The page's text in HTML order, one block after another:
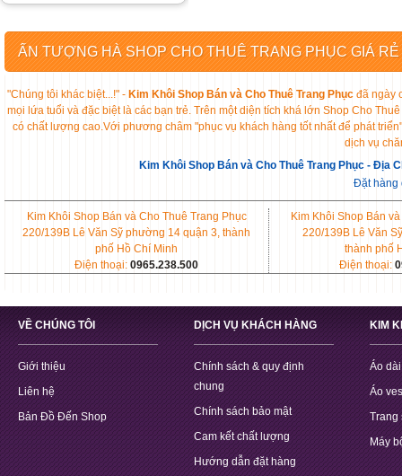
ẤN TƯỢNG HÀ SHOP CHO THUÊ TRANG PHỤC GIÁ
"Chúng tôi khác biệt...!" - Kim Khôi Shop Bán và Cho Thuê Trang Phụcđã ngày
mọi lứa tuổi và đặc biệt là các bạn trẻ. Trên một diện tích khá lớn Shop Cho
có chất lượng cao.Với phương châm "phục vụ khách hàng tốt nhất để phát
dịch vụ
Kim Khôi Shop Bán và Cho Thuê Trang Phục - Địa
Đặt hàng
Kim Khôi Shop Bán và Cho Thuê Trang Phục
220/139B Lê Văn Sỹ phường 14 quận 3, thành
phố Hồ Chí Minh
Điện thoại: 0965.238.500
Kim Khôi Shop Bán
220/139B Lê Văn
thành phố
Điện thoại:
VỀ CHÚNG TÔI
Giới thiệu
Liên hệ
Bản Đồ Đến Shop
DỊCH VỤ KHÁCH HÀNG
Chính sách & quy định
chung
Chính sách bảo mật
Cam kết chất lượng
Hướng dẫn đặt hàng
KIM
Áo
Áo
Trang
Máy